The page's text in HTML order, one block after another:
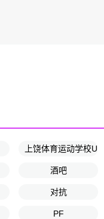
上饶体育运动学校
酒吧
对抗
PF